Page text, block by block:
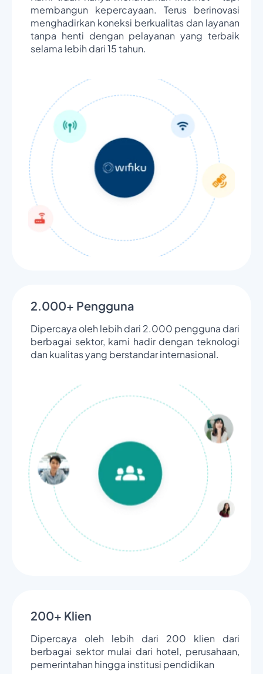
membangun kepercayaan. Terus berinovasi
menghadirkan koneksi berkualitas dan layanan
tanpa henti dengan pelayanan yang terbaik
selama lebih dari 15 tahun.
2.000+ Pengguna
Dipercaya oleh lebih dari 2.000 pengguna dari
berbagai sektor, kami hadir dengan teknologi
dan kualitas yang berstandar internasional.
200+ Klien
Dipercaya oleh lebih dari 200 klien dari
berbagai sektor mulai dari hotel, perusahaan,
pemerintahan hingga institusi pendidikan